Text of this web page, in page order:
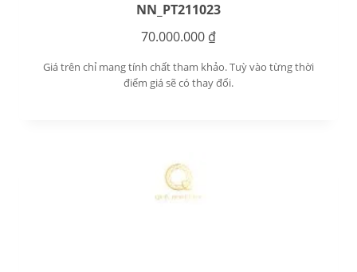
NN_PT211023
70.000.000 ₫
Giá trên chỉ mang tính chất tham khảo. Tuỳ vào từng thời
điểm giá sẽ có thay đổi.